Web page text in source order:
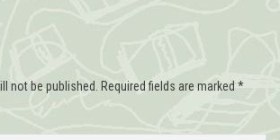
not be published. Required fields are marked *